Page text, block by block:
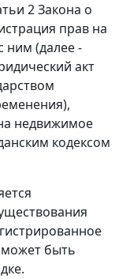
2 Закона о
прав на
ним (далее -
акт
недвижимое
кодексом
быть